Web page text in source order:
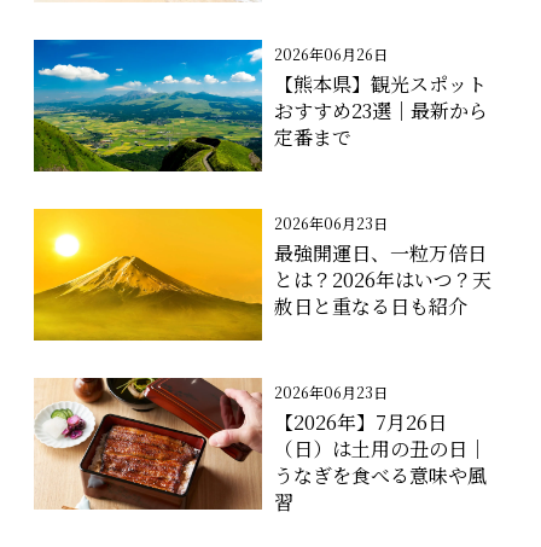
2026年06月26日
【熊本県】観光スポット
おすすめ23選｜最新から
定番まで
2026年06月23日
最強開運日、一粒万倍日
とは？2026年はいつ？天
赦日と重なる日も紹介
2026年06月23日
【2026年】7月26日
（日）は土用の丑の日｜
うなぎを食べる意味や風
習